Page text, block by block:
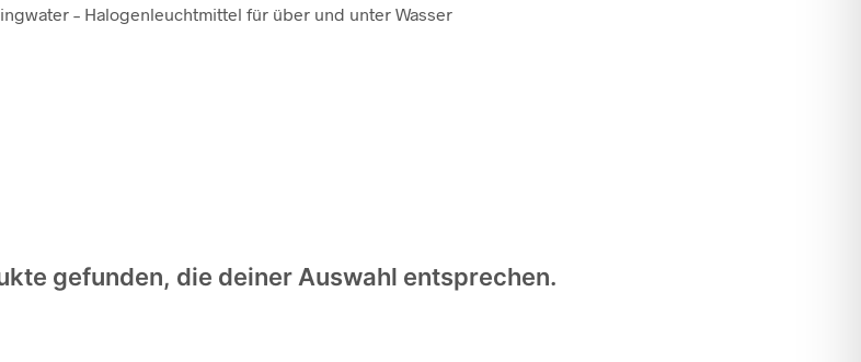
– Halogenleuchtmittel für über und unter Wasser
gefunden, die deiner Auswahl entsprechen.